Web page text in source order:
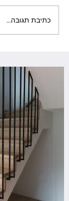
כתיבת תגובה...